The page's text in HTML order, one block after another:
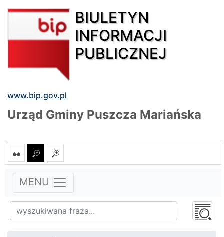
BIULETYN
INFORMACJI
PUBLICZNEJ
www.bip.gov.pl
Urząd Gminy Puszcza Mariańska
MENU